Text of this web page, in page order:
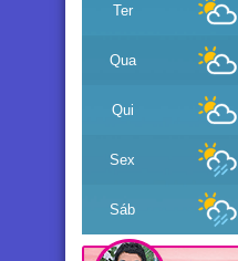
Ter
Qua
Qui
Sex
Sáb